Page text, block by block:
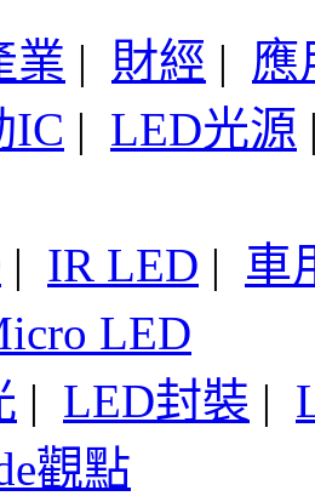
業 | 財經 | 應
IC | LED光源
| IR LED | 車
LED
| LED封裝 |
觀點